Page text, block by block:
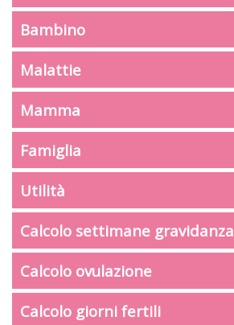
Bambino
Malattie
Mamma
Famiglia
Utilità
Calcolo settimane gravidanza
Calcolo ovulazione
Calcolo giorni fertili